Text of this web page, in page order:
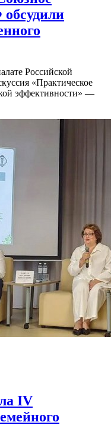
Российской
«Практическое
эффективности» —
IV